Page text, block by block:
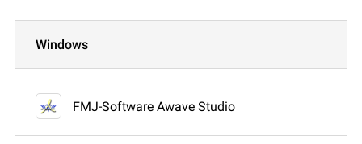
Windows
FMJ-Software Awave Studio